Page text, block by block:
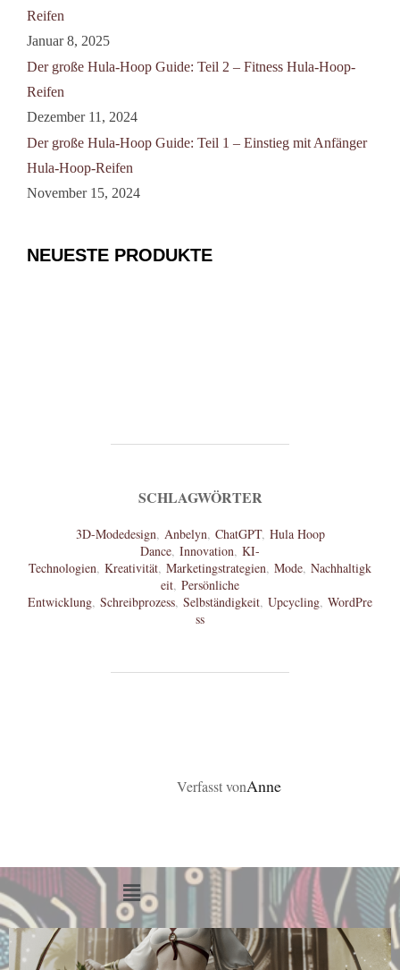
Reifen
Januar 8, 2025
Der große Hula-Hoop Guide: Teil 2 – Fitness Hula-Hoop-
Reifen
Dezember 11, 2024
Der große Hula-Hoop Guide: Teil 1 – Einstieg mit Anfänger
Hula-Hoop-Reifen
November 15, 2024
NEUESTE PRODUKTE
SCHLAGWÖRTER
3D-Modedesign, Anbelyn, ChatGPT, Hula Hoop
Dance, Innovation, KI-
Technologien, Kreativität, Marketingstrategien, Mode, Nachhaltigk
eit, Persönliche
Entwicklung, Schreibprozess, Selbständigkeit, Upcycling, WordPre
ss
Verfasst vonAnne